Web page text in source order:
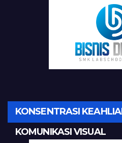
KONSENTRASI
KOMUNIKASI VISUAL